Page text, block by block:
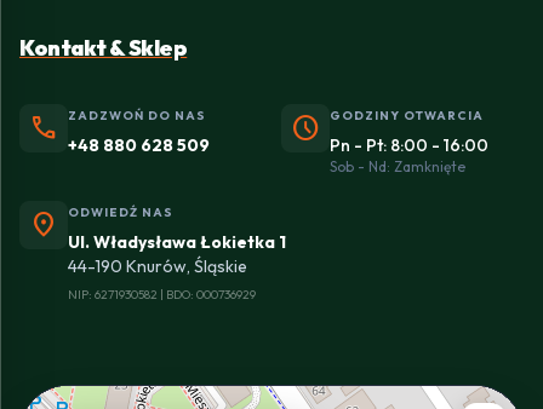
Kontakt & Sklep
phone ZADZWOŃ DO NAS
+48 880 628 509 schedule GODZINY OTWARCIA
Pn - Pt: 8:00 - 16:00
Sob - Nd: Zamknięte
location_on ODWIEDŹ NAS
Ul. Władysława Łokietka 1
44-190 Knurów, Śląskie
NIP: 6271930582 | BDO: 000736929